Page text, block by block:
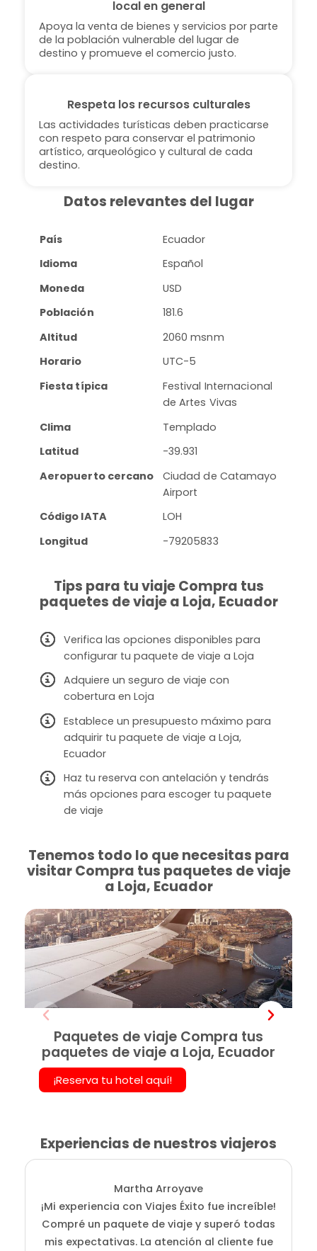
local en general
Apoya la venta de bienes y servicios por parte
de la población vulnerable del lugar de
destino y promueve el comercio justo.
Respeta los recursos culturales
Las actividades turísticas deben practicarse
con respeto para conservar el patrimonio
artístico, arqueológico y cultural de cada
destino.
Datos relevantes del lugar
País
Ecuador
Idioma
Español
Moneda
USD
Población
181.6
Altitud
2060 msnm
Horario
UTC-5
Fiesta típica
Festival Internacional
de Artes Vivas
Clima
Templado
Latitud
-39.931
Aeropuerto cercano
Ciudad de Catamayo
Airport
Código IATA
LOH
Longitud
-79205833
Tips para tu viaje Compra tus
paquetes de viaje a Loja, Ecuador
Verifica las opciones disponibles para
configurar tu paquete de viaje a Loja
Adquiere un seguro de viaje con
cobertura en Loja
Establece un presupuesto máximo para
adquirir tu paquete de viaje a Loja,
Ecuador
Haz tu reserva con antelación y tendrás
más opciones para escoger tu paquete
de viaje
Tenemos todo lo que necesitas para
visitar Compra tus paquetes de viaje
a Loja, Ecuador
Paquetes de viaje Compra tus
paquetes de viaje a Loja, Ecuador
¡Reserva tu hotel aquí!
Experiencias de nuestros viajeros
Martha Arroyave
¡Mi experiencia con Viajes Éxito fue increíble!
Compré un paquete de viaje y superó todas
mis expectativas. La atención al cliente fue